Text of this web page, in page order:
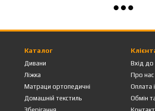
Каталог
Дивани
Ліжка
Матраци ортопедичні
Домашній текстиль
Вхід до
Про нас
Оплата
Обмін